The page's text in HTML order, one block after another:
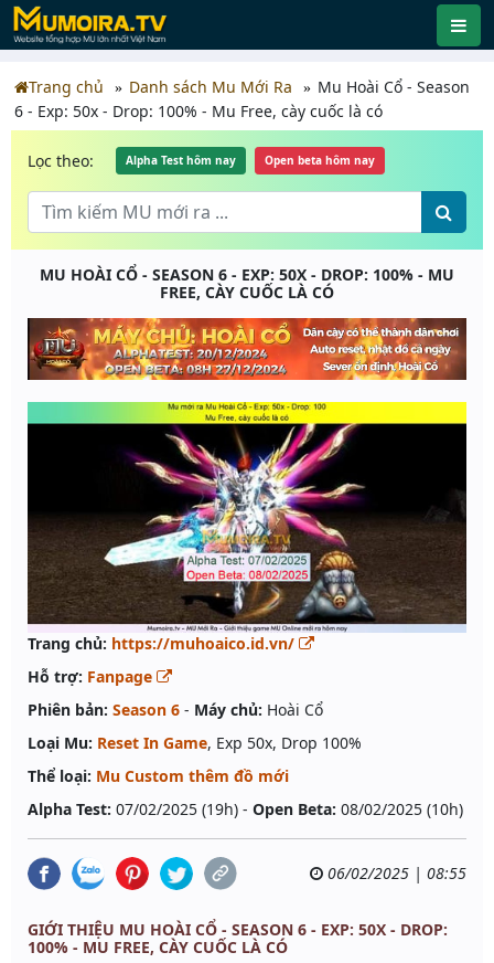
Trang chủ Danh sách Mu Mới Ra
Mu Hoài Cổ - Season
6 - Exp: 50x - Drop: 100% - Mu Free, cày cuốc là có
Lọc theo: Alpha Test hôm nay Open beta hôm nay
MU HOÀI CỔ - SEASON 6 - EXP: 50X - DROP: 100% - MU
FREE, CÀY CUỐC LÀ CÓ
Trang chủ: https://muhoaico.id.vn/
Hỗ trợ: Fanpage
Phiên bản: Season 6 - Máy chủ: Hoài Cổ
Loại Mu: Reset In Game, Exp 50x, Drop 100%
Thể loại: Mu Custom thêm đồ mới
Alpha Test: 07/02/2025 (19h) - Open Beta: 08/02/2025 (10h)
06/02/2025 | 08:55
GIỚI THIỆU MU HOÀI CỔ - SEASON 6 - EXP: 50X - DROP:
100% - MU FREE, CÀY CUỐC LÀ CÓ